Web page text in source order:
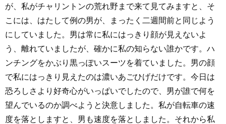
が、私がチャリントンの荒れ野まで来て見てみますと、そ
こには、はたして例の男が、まったく二週間前と同じよう
にしていました。男は常に私にはっきり顔が見えないよ
う、離れていましたが、確かに私の知らない誰かです。ハ
ンチングをかぶり黒っぽいスーツを着ていました。男の顔
で私にはっきり見えたのは濃いあごひげだけです。今日は
恐ろしさより好奇心がいっぱいでしたので、男が誰で何を
望んでいるのか調べようと決意しました。私が自転車の速
度を落としますと、男も速度を落としました。それから私